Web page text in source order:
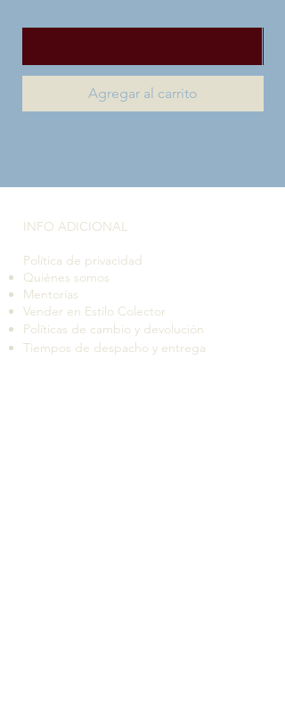
Agregar al carrito
INFO ADICIONAL​
Política de privacidad
Quiénes somos
Mentorías
Vender en Estilo Colector
Políticas de cambio y devolución
Tiempos de despacho y entrega